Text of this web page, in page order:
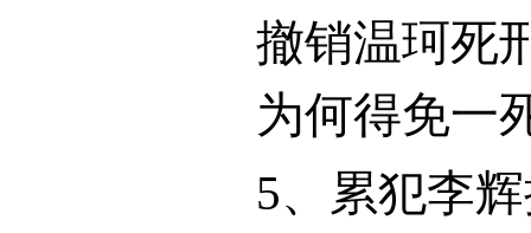
撤销温珂死
为何得免一
5、累犯李